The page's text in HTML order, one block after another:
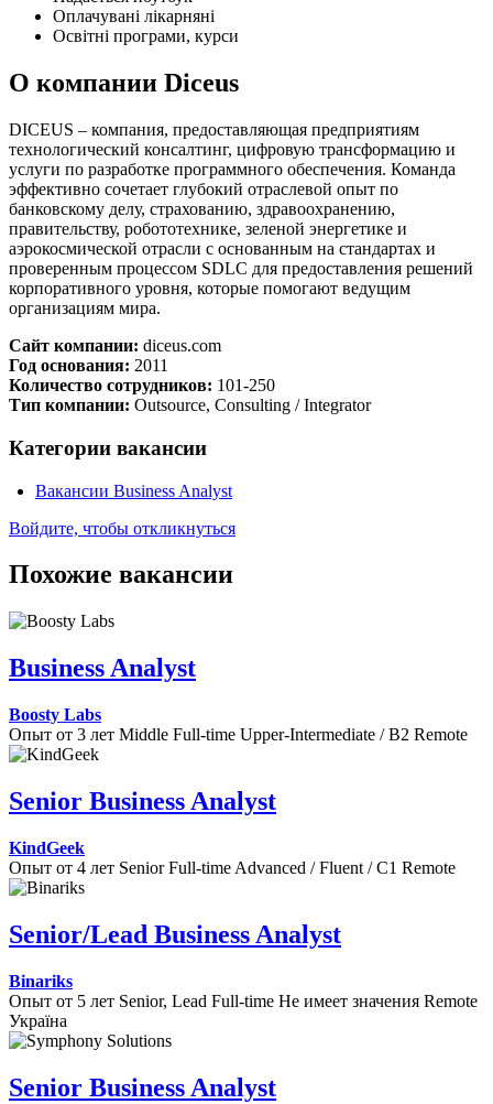
Оплачувані лікарняні
Освітні програми, курси
О компании Diceus
DICEUS – компания, предоставляющая предприятиям
технологический консалтинг, цифровую трансформацию и
услуги по разработке программного обеспечения. Команда
эффективно сочетает глубокий отраслевой опыт по
банковскому делу, страхованию, здравоохранению,
правительству, робототехнике, зеленой энергетике и
аэрокосмической отрасли с основанным на стандартах и
проверенным процессом SDLC для предоставления решений
корпоративного уровня, которые помогают ведущим
организациям мира.
Сайт компании: diceus.com
Год основания: 2011
Количество сотрудников: 101-250
Тип компании: Outsource, Consulting / Integrator
Категории вакансии
Вакансии Business Analyst
Войдите, чтобы откликнуться
Похожие вакансии
Business Analyst
Boosty Labs
Опыт от 3 лет Middle Full-time Upper-Intermediate / B2 Remote
Senior Business Analyst
KindGeek
Опыт от 4 лет Senior Full-time Advanced / Fluent / C1 Remote
Senior/Lead Business Analyst
Binariks
Опыт от 5 лет Senior, Lead Full-time Не имеет значения Remote
Україна
Senior Business Analyst